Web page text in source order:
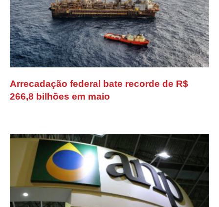
Arrecadação federal bate recorde de R$
266,8 bilhões em maio